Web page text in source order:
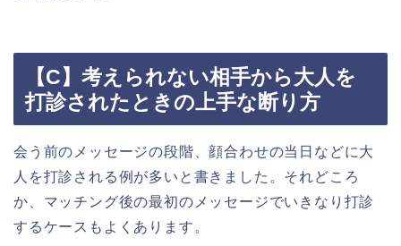
【C】考えられない相手から大人を
打診されたときの上手な断り方
会う前のメッセージの段階、顔合わせの当日などに大
人を打診される例が多いと書きました。それどころ
か、マッチング後の最初のメッセージでいきなり打診
するケースもよくあります。